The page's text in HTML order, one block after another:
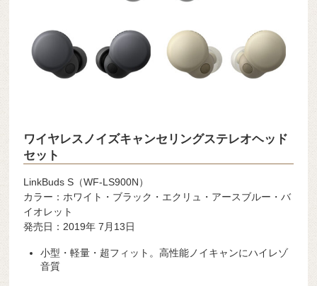
ワイヤレスノイズキャンセリングステレオヘッド
セット
LinkBuds S（WF-LS900N）
カラー：ホワイト・ブラック・エクリュ・アースブルー・バ
イオレット
発売日：2019年 7月13日
小型・軽量・超フィット。高性能ノイキャンにハイレゾ
音質